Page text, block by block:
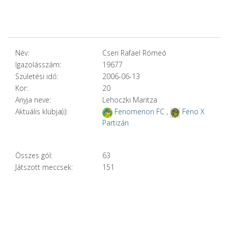
Név:
Cseri Rafael Rómeó
Igazolásszám:
19677
Születési idő:
2006-06-13
Kor:
20
Anyja neve:
Lehoczki Maritza
Aktuális klubja(i):
Fenomenon FC,
Feno X
Partizán
Összes gól:
63
Játszott meccsek:
151